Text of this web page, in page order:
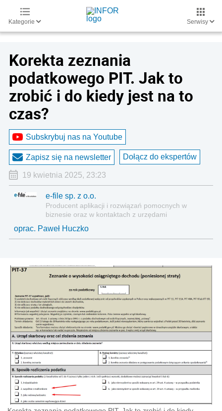
Kategorie Serwisy
Korekta zeznania
podatkowego PIT. Jak to
zrobić i do kiedy jest na to
czas?
Subskrybuj nas na Youtube
Zapisz się na newsletter Dołącz do ekspertów
19 kwietnia 2025, 23:23
e-file sp. z o.o.
Producent aplikacji i rozwiązań pomocnych w
biznesie oraz w kontaktach z urzędami
oprac. Paweł Huczko